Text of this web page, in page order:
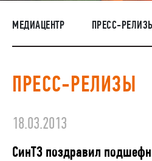
НАШИ ЛЮДИ
ОКРУЖАЮЩАЯ СРЕДА
РАСКРЫТИЕ ИНФОРМАЦИИ
ЗАКУПКИ
МЕДИАЦЕНТР ПРЕСС-
ПРЕСС-РЕЛИЗЫ
18.03.2013
СинТЗ поздравил